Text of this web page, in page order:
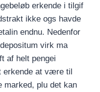
erkende i tilgif
ikke ogs havde
endnu. Nedenfor
virk ma
af helt pengei
erkende at være til
marked, plu det kan